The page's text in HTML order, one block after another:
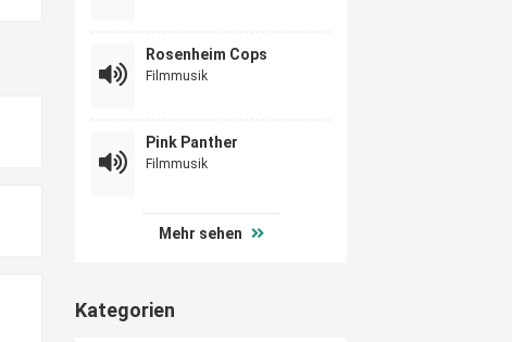
Rosenheim Cops
Filmmusik
Pink Panther
Filmmusik
Mehr sehen
Kategorien